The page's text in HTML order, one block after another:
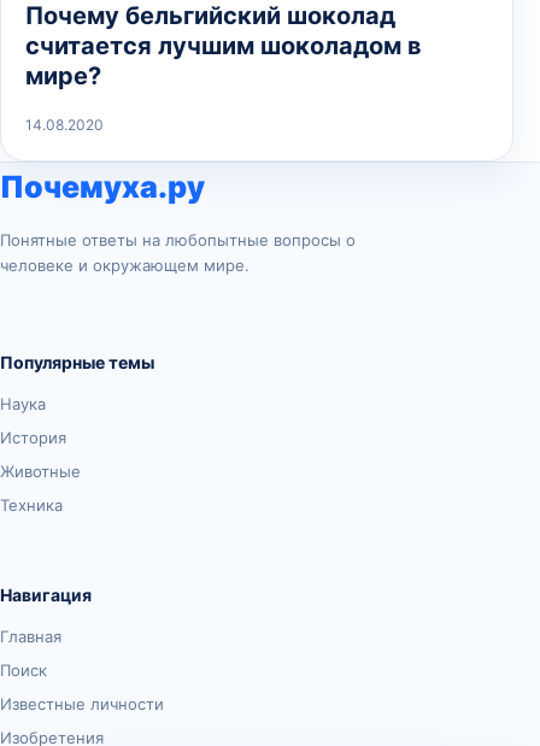
Почему бельгийский шоколад
считается лучшим шоколадом в
мире?
14.08.2020
Почемуха.ру
Понятные ответы на любопытные вопросы о
человеке и окружающем мире.
Популярные темы
Наука
История
Животные
Техника
Навигация
Главная
Поиск
Известные личности
Изобретения